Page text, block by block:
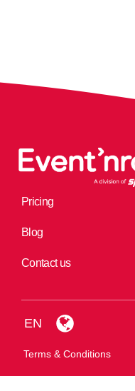
Pricing
Blog
Contact us
Terms & Conditions
EN